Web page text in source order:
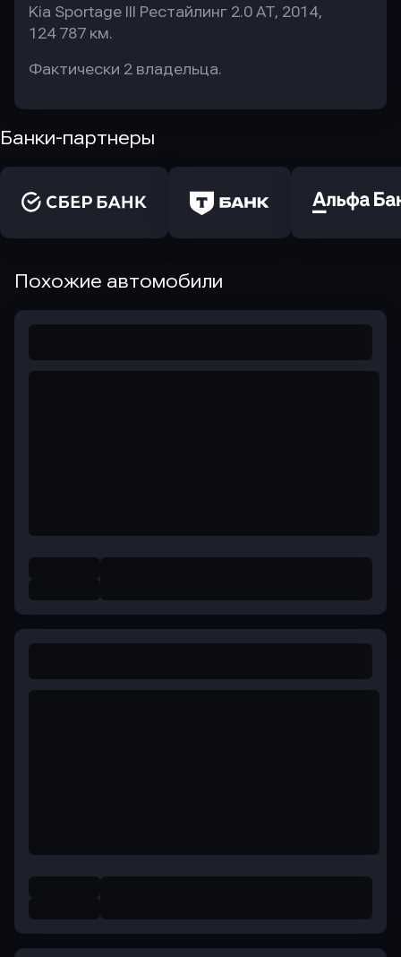
Kia Sportage III Рестайлинг 2.0 AT, 2014,
124 787 км.
Фактически 2 владельца.
Банки-партнеры
Похожие автомобили